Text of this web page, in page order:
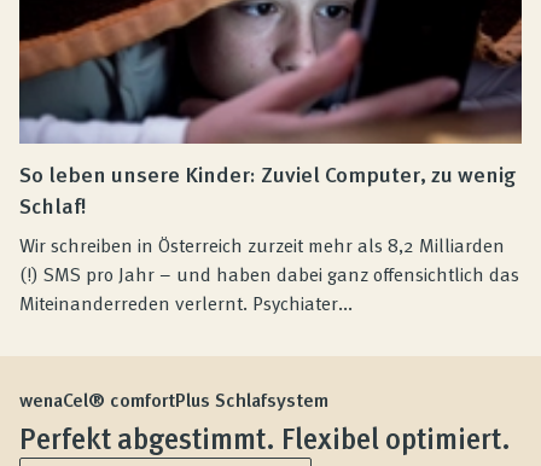
So leben unsere Kinder: Zuviel Computer, zu wenig
Schlaf!
Wir schreiben in Österreich zurzeit mehr als 8,2 Milliarden
(!) SMS pro Jahr – und haben dabei ganz offensichtlich das
Miteinanderreden verlernt. Psychiater...
wenaCel® comfortPlus Schlafsystem
Perfekt abgestimmt. Flexibel optimiert.